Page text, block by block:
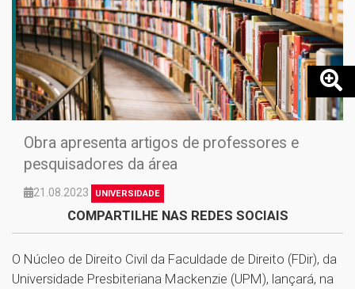
Obra apresenta artigos de professores e
pesquisadores da área
21.08.2023 UNIVERSIDADE
COMPARTILHE NAS REDES SOCIAIS
O Núcleo de Direito Civil da Faculdade de Direito (FDir), da
Universidade Presbiteriana Mackenzie (UPM), lançará, na